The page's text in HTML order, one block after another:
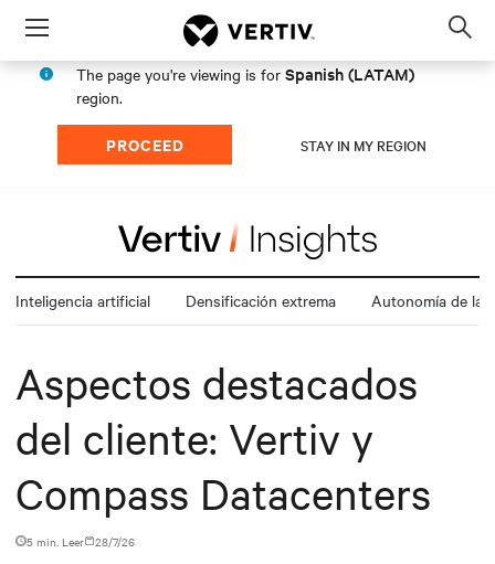
Menu
The page you're viewing is for Spanish (LATAM)
region.
PROCEED STAY IN MY REGION
Inteligencia artificial Densificación extrema Autonomía de la
Aspectos destacados
del cliente: Vertiv y
Compass Datacenters
5 min. Leer 28/7/26